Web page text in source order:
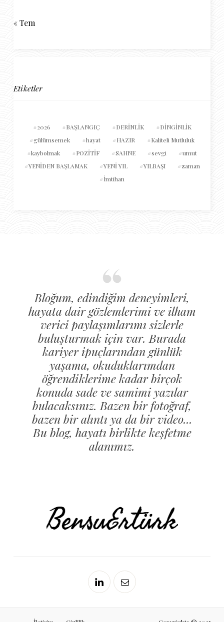
« Tem
Etiketler
2026 BAŞLANGIÇ DERİNLİK
DİNGİNLİK
gülümsemek
hayat HAZIR
Kaliteli Mutluluk
kaybolmak
POZİTİF SAHNE sevgi
umut
YENİDEN BAŞLAMAK
YENİ YIL YILBAŞI
zaman
İmtihan
Bloğum, edindiğim deneyimleri,
hayata dair gözlemlerimi ve ilham
verici paylaşımlarımı sizlerle
buluşturmak için var. Burada
kariyer ipuçlarından günlük
yaşama, okuduklarımdan
öğrendiklerime kadar birçok
konuda sade ve samimi yazılar
bulacaksınız. Bazen bir fotoğraf,
bazen bir alıntı ya da bir video...
Bu blog, hayatı birlikte keşfetme
alanımız.